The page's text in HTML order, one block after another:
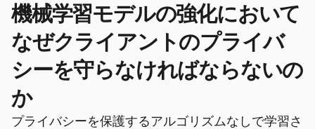
機械学習モデルの強化において
なぜクライアントのプライバ
シーを守らなければならないの
か
プライバシーを保護するアルゴリズムなしで学習さ